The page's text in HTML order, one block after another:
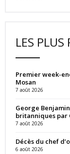
LES PLUS
Premier week-
Mosan
7 août 2026
George
britanniques par
7 août 2026
Décès du chef
6 août 2026